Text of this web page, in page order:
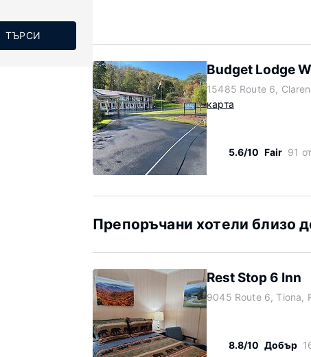
ТЪРСИ
Budget Lodge
15485 Route 6,
карта
5.6/10 Fair 91
Препоръчани хотели близо
Rest Stop 6 Inn
9045 Route 6, Tiona,
8.8/10 Добър